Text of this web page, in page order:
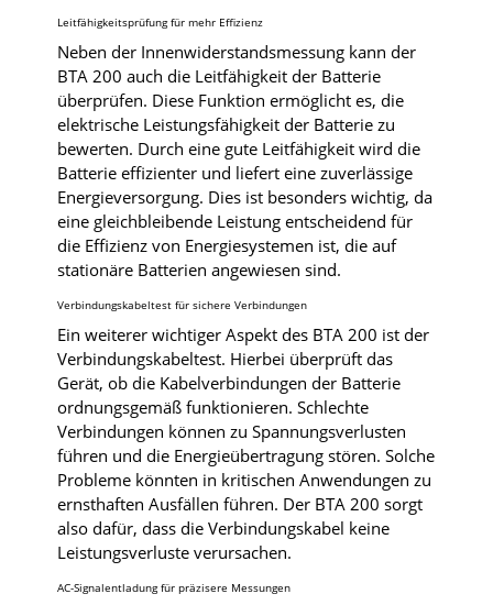
Leitfähigkeitsprüfung für mehr Effizienz
Neben der Innenwiderstandsmessung kann der
BTA 200 auch die Leitfähigkeit der Batterie
überprüfen. Diese Funktion ermöglicht es, die
elektrische Leistungsfähigkeit der Batterie zu
bewerten. Durch eine gute Leitfähigkeit wird die
Batterie effizienter und liefert eine zuverlässige
Energieversorgung. Dies ist besonders wichtig, da
eine gleichbleibende Leistung entscheidend für
die Effizienz von Energiesystemen ist, die auf
stationäre Batterien angewiesen sind.
Verbindungskabeltest für sichere Verbindungen
Ein weiterer wichtiger Aspekt des BTA 200 ist der
Verbindungskabeltest. Hierbei überprüft das
Gerät, ob die Kabelverbindungen der Batterie
ordnungsgemäß funktionieren. Schlechte
Verbindungen können zu Spannungsverlusten
führen und die Energieübertragung stören. Solche
Probleme könnten in kritischen Anwendungen zu
ernsthaften Ausfällen führen. Der BTA 200 sorgt
also dafür, dass die Verbindungskabel keine
Leistungsverluste verursachen.
AC-Signalentladung für präzisere Messungen